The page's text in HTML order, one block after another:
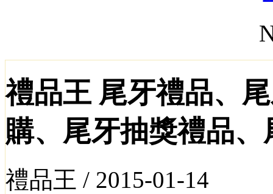
禮品王 尾牙禮品、
購、尾牙抽獎禮品
禮品王 / 2015-01-14